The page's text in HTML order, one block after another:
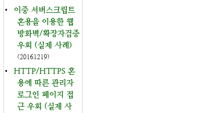
•
이중 서버스크립트
혼용을 이용한 웹
방화벽/확장자검증
우회 (실제 사례)
(20161219)
•
HTTP/HTTPS 혼
용에 따른 관리자
로그인 페이지 접
근 우회 (실제 사